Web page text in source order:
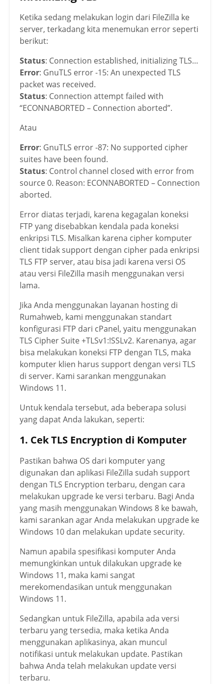
Ketika sedang melakukan login dari FileZilla ke
server, terkadang kita menemukan error seperti
berikut:
Status: Connection established, initializing TLS…
Error: GnuTLS error -15: An unexpected TLS
packet was received.
Status: Connection attempt failed with
“ECONNABORTED – Connection aborted”.
Atau
Error: GnuTLS error -87: No supported cipher
suites have been found.
Status: Control channel closed with error from
source 0. Reason: ECONNABORTED – Connection
aborted.
Error diatas terjadi, karena kegagalan koneksi
FTP yang disebabkan kendala pada koneksi
enkripsi TLS. Misalkan karena cipher komputer
client tidak support dengan cipher pada enkripsi
TLS FTP server, atau bisa jadi karena versi OS
atau versi FileZilla masih menggunakan versi
lama.
Jika Anda menggunakan layanan hosting di
Rumahweb, kami menggunakan standart
konfigurasi FTP dari cPanel, yaitu menggunakan
TLS Cipher Suite +TLSv1:!SSLv2. Karenanya, agar
bisa melakukan koneksi FTP dengan TLS, maka
komputer klien harus support dengan versi TLS
di server. Kami sarankan menggunakan
Windows 11.
Untuk kendala tersebut, ada beberapa solusi
yang dapat Anda lakukan, seperti:
1. Cek TLS Encryption di Komputer
Pastikan bahwa OS dari komputer yang
digunakan dan aplikasi FileZilla sudah support
dengan TLS Encryption terbaru, dengan cara
melakukan upgrade ke versi terbaru. Bagi Anda
yang masih menggunakan Windows 8 ke bawah,
kami sarankan agar Anda melakukan upgrade ke
Windows 10 dan melakukan update security.
Namun apabila spesifikasi komputer Anda
memungkinkan untuk dilakukan upgrade ke
Windows 11, maka kami sangat
merekomendasikan untuk menggunakan
Windows 11.
Sedangkan untuk FileZilla, apabila ada versi
terbaru yang tersedia, maka ketika Anda
menggunakan aplikasinya, akan muncul
notifikasi untuk melakukan update. Pastikan
bahwa Anda telah melakukan update versi
terbaru.